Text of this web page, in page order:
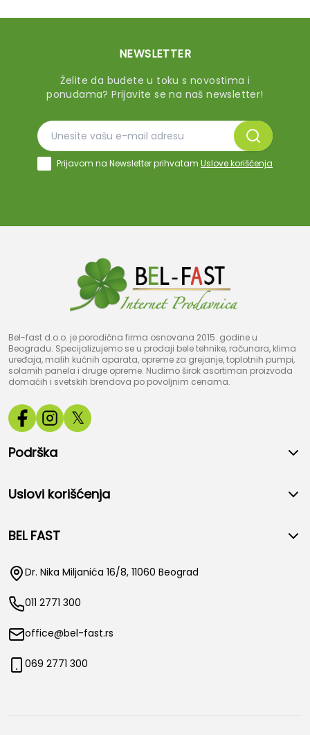
NEWSLETTER
Želite da budete u toku s novostima i
ponudama? Prijavite se na naš newsletter!
Prijavom na Newsletter prihvatam Uslove korišćenja
Bel-fast d.o.o. je porodična firma osnovana 2015. godine u
Beogradu. Specijalizujemo se u prodaji bele tehnike, računara, klima
uređaja, malih kućnih aparata, opreme za grejanje, toplotnih pumpi,
solarnih panela i druge opreme. Nudimo širok asortiman proizvoda
domaćih i svetskih brendova po povoljnim cenama.
𝕏
Podrška
Uslovi korišćenja
BEL FAST
Dr. Nika Miljanića 16/8, 11060 Beograd
011 2771 300
office@bel-fast.rs
069 2771 300